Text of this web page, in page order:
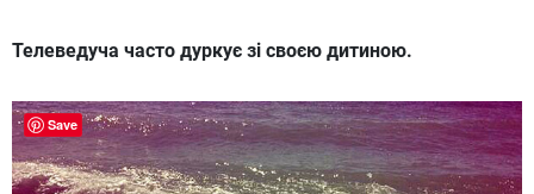
Телеведуча часто дуркує зі своєю дитиною.
Save